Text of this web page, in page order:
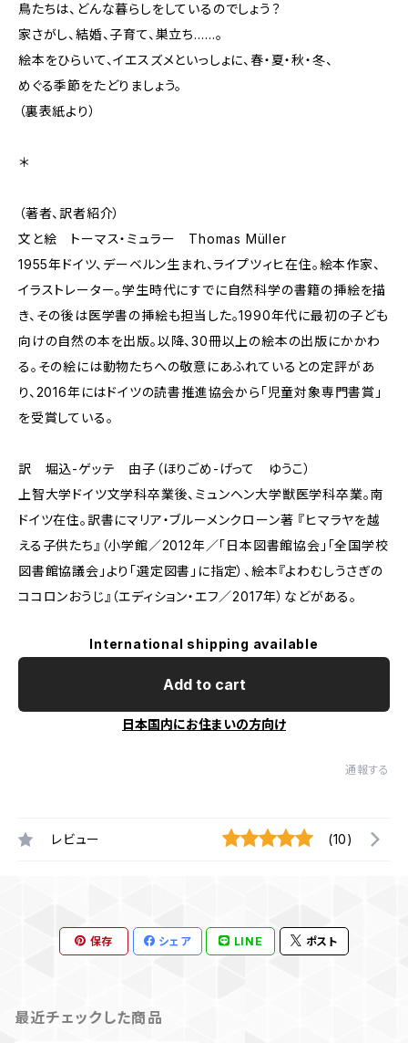
鳥たちは、どんな暮らしをしているのでしょう？
家さがし、結婚、子育て、巣立ち……。
絵本をひらいて、イエスズメといっしょに、春・夏・秋・冬、
めぐる季節をたどりましょう。
（裏表紙より）
＊
（著者、訳者紹介）
文と絵 トーマス・ミュラー Thomas Müller
1955年ドイツ、デーベルン生まれ、ライプツィヒ在住。絵本作家、
イラストレーター。学生時代にすでに自然科学の書籍の挿絵を描
き、その後は医学書の挿絵も担当した。1990年代に最初の子ども
向けの自然の本を出版。以降、30冊以上の絵本の出版にかかわ
る。その絵には動物たちへの敬意にあふれているとの定評があ
り、2016年にはドイツの読書推進協会から「児童対象専門書賞」
を受賞している。
訳 堀込-ゲッテ 由子（ほりごめ-げって ゆうこ）
上智大学ドイツ文学科卒業後、ミュンヘン大学獣医学科卒業。南
ドイツ在住。訳書にマリア・ブルーメンクローン著 『ヒマラヤを越
える子供たち』（小学館／2012年／「日本図書館協会」「全国学校
図書館協議会」より「選定図書」に指定）、絵本『よわむしうさぎの
ココロンおうじ』（エディション・エフ／2017年）などがある。
International shipping available
Add to cart
日本国内にお住まいの方向け
通報する
レビュー (10)
保存 シェア LINE ポスト
最近チェックした商品